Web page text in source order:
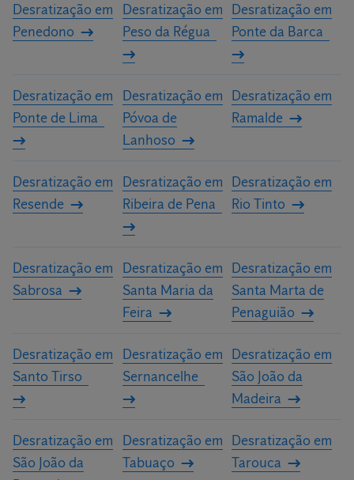
Desratização em
Penedono
Desratização em
Peso da Régua
Desratização em
Ponte da Barca
Desratização em
Ponte de Lima
Desratização em
Póvoa de
Lanhoso
Desratização em
Ramalde
Desratização em
Resende
Desratização em
Ribeira de Pena
Desratização em
Rio Tinto
Desratização em
Sabrosa
Desratização em
Santa Maria da
Feira
Desratização em
Santa Marta de
Penaguião
Desratização em
Santo Tirso
Desratização em
Sernancelhe
Desratização em
São João da
Madeira
Desratização em
São João da
Desratização em
Tabuaço
Desratização em
Tarouca